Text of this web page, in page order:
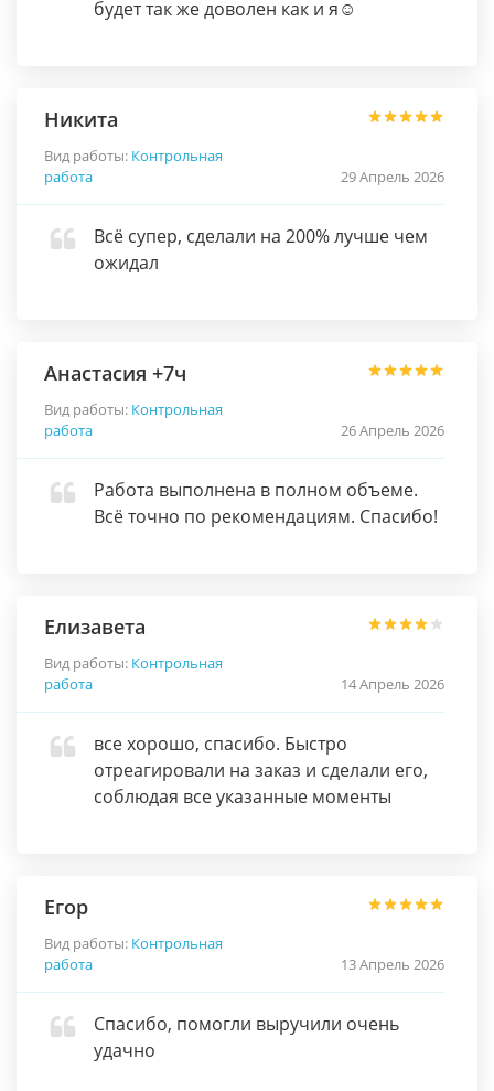
будет так же доволен как и я☺️
Никита
Вид работы: Контрольная
работа
29 Апрель 2026
Всё супер, сделали на 200% лучше чем
ожидал
Анастасия +7ч
Вид работы: Контрольная
работа
26 Апрель 2026
Работа выполнена в полном объеме.
Всё точно по рекомендациям. Спасибо!
Елизавета
Вид работы: Контрольная
работа
14 Апрель 2026
все хорошо, спасибо. Быстро
отреагировали на заказ и сделали его,
соблюдая все указанные моменты
Егор
Вид работы: Контрольная
работа
13 Апрель 2026
Спасибо, помогли выручили очень
удачно